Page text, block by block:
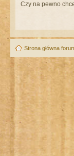
Czy na pewno
Strona główna